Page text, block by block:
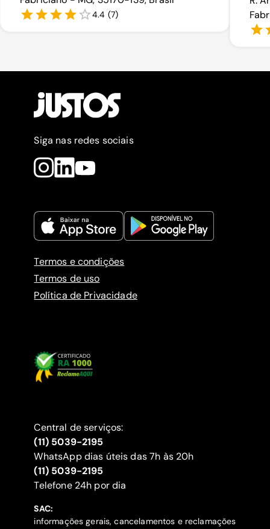
4.4 (7)
Siga nas redes sociais
Termos e condições
Termos de uso
Política de Privacidade
Central de serviços:
(11) 5039-2195
WhatsApp dias úteis das 7h às 20h
(11) 5039-2195
‍Telefone 24h por dia
SAC:
informações gerais, cancelamentos e reclamações